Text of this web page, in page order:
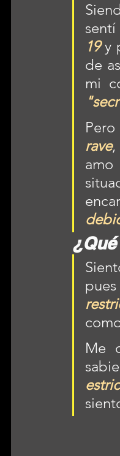
19 y
de
mi
rave,
amo
Me